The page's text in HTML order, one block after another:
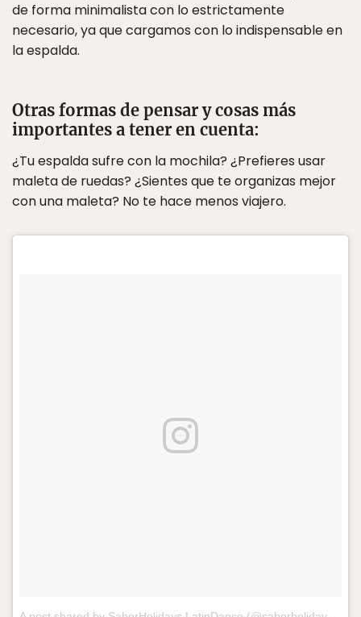
de forma minimalista con lo estrictamente
necesario, ya que cargamos con lo indispensable en
la espalda.
Otras formas de pensar y cosas más
importantes a tener en cuenta:
¿Tu espalda sufre con la mochila? ¿Prefieres usar
maleta de ruedas? ¿Sientes que te organizas mejor
con una maleta? No te hace menos viajero.